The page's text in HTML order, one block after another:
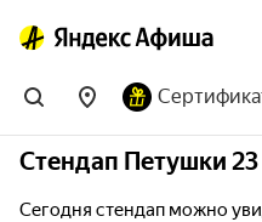
Стендап Петушки
Сегодня стендап можно